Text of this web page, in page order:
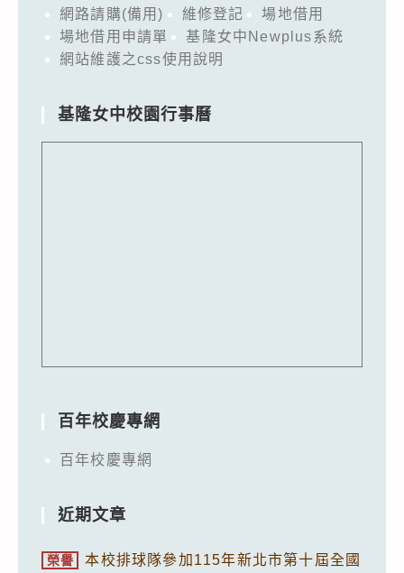
網路請購(備用)
維修登記
場地借用
場地借用申請單
基隆女中Newplus系統
網站維護之css使用說明
基隆女中校園行事曆
百年校慶專網
百年校慶專網
近期文章
榮譽
本校排球隊參加115年新北市第十屆全國